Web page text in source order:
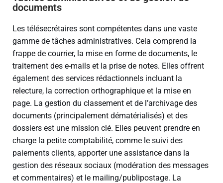
documents
Les télésecrétaires sont compétentes dans une vaste
gamme de tâches administratives. Cela comprend la
frappe de courrier, la mise en forme de documents, le
traitement des e-mails et la prise de notes. Elles offrent
également des services rédactionnels incluant la
relecture, la correction orthographique et la mise en
page. La gestion du classement et de l’archivage des
documents (principalement dématérialisés) et des
dossiers est une mission clé. Elles peuvent prendre en
charge la petite comptabilité, comme le suivi des
paiements clients, apporter une assistance dans la
gestion des réseaux sociaux (modération des messages
et commentaires) et le mailing/publipostage. La